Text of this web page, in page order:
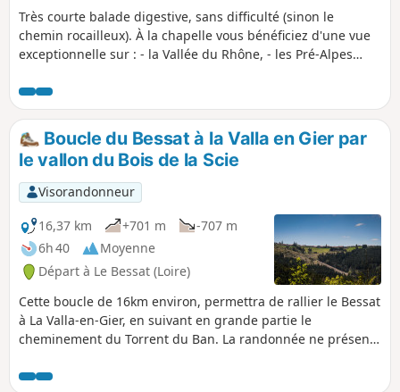
Très courte balade digestive, sans difficulté (sinon le
chemin rocailleux). À la chapelle vous bénéficiez d'une vue
exceptionnelle sur : - la Vallée du Rhône, - les Pré-Alpes
vous aurez droit au Mont Blanc...) ... et en vous retournant,
vous aurez en point de mire les sommets du Pilat : Les 3
Dents, le Crêt de l'Oeillon,...
Boucle du Bessat à la Valla en Gier par
le vallon du Bois de la Scie
Visorandonneur
16,37 km
+701 m
-707 m
6h 40
Moyenne
Départ à Le Bessat (Loire)
Cette boucle de 16km environ, permettra de rallier le Bessat
à La Valla-en-Gier, en suivant en grande partie le
cheminement du Torrent du Ban. La randonnée ne présente